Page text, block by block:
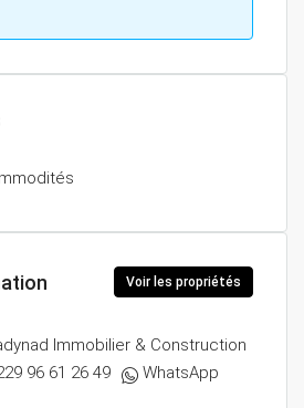
Voir les propriétés
Immobilier & Construction
96 61 26 49
WhatsApp